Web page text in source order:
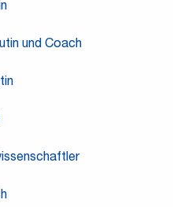
und Coach